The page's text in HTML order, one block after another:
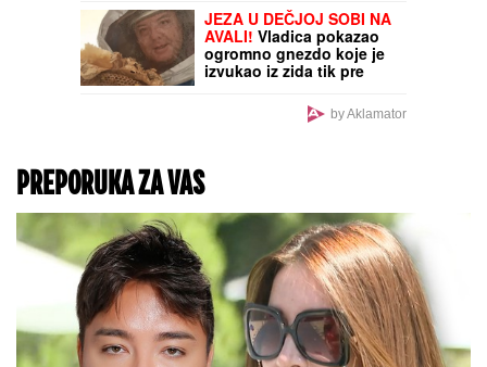
dvorišta: Bagerista
uveliko izvodi radove
(Video)
JEZA U DEČJOJ SOBI NA
AVALI! Vladica pokazao
ogromno gnezdo koje je
izvukao iz zida tik pre
KATASTROFE: "Samo što
se nisu izlegli"
(FOTO/VIDEO)
by Aklamator
PREPORUKA ZA VAS